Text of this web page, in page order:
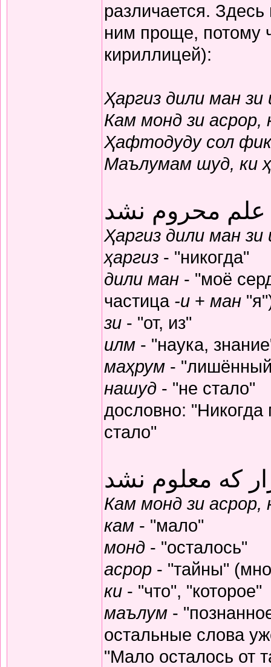
различается.
ним проще, потому
кириллицей):
Ҳаргиз дили ман
Кам монд зи
Ҳафтодуду сол
Маълумам шуд, ки
محروم نشد
Ҳаргиз дили ман
ҳаргиз - "никогда"
дили ман - "моё
частица -и + ман
зи - "от, из"
илм - "наука,
маҳрум -
нашуд - "не стало"
дословно:
стало"
که معلوم نشد
Кам монд зи
кам - "мало"
монд - "осталось"
асрор - "тайны"
ки - "что", "которое"
маълум -
остальные слова
"Мало осталось от